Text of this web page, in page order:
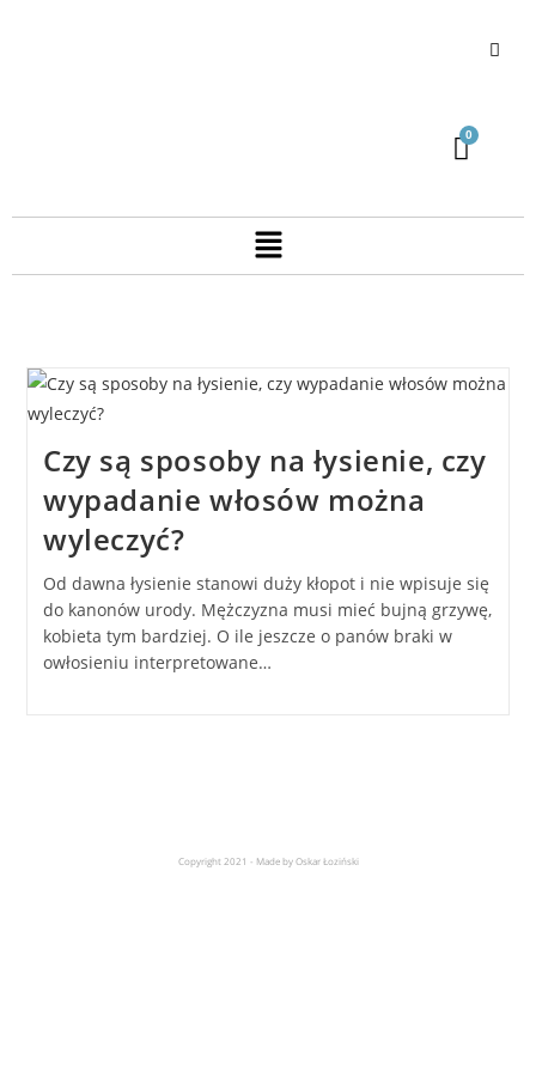
Czy są sposoby na łysienie, czy
wypadanie włosów można
wyleczyć?
Od dawna łysienie stanowi duży kłopot i nie wpisuje się
do kanonów urody. Mężczyzna musi mieć bujną grzywę,
kobieta tym bardziej. O ile jeszcze o panów braki w
owłosieniu interpretowane…
Copyright 2021 - Made by Oskar Łoziński